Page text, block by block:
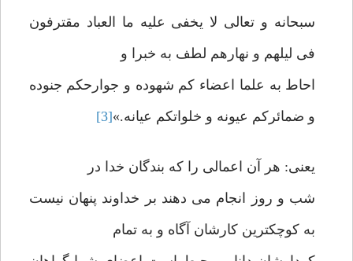
سبحانه و تعالی لا یخفی علیه ما العباد مقترفون
فی لیلهم و نهارهم لطف به خبرا و
احاط به علما اعضاء کم شهوده و جوارحکم جنوده
و ضمائرکم عیونه و خلواتکم عیانه.»[3]
یعنی: هر آن اعمالی را که بندگان خدا در
شب و روز انجام می دهند بر خداوند پنهان نیست
به کوچکترین کارشان آگاه و به تمام